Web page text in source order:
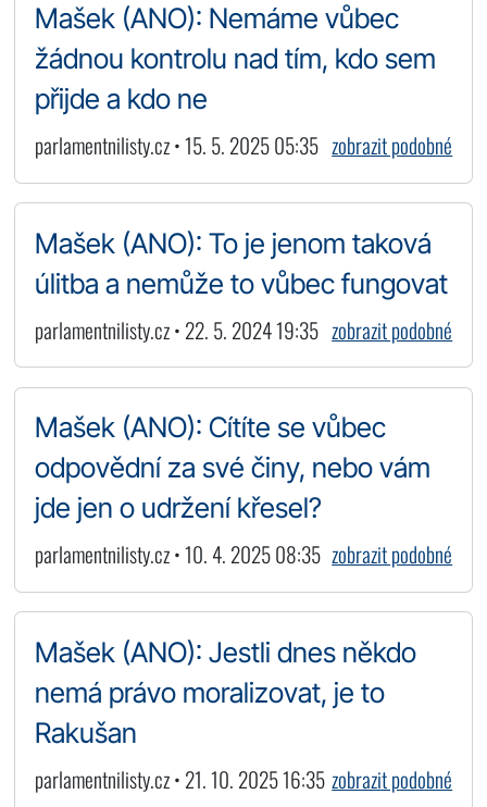
Mašek (ANO): Nemáme vůbec
žádnou kontrolu nad tím, kdo sem
přijde a kdo ne
parlamentnilisty.cz • 15. 5. 2025 05:35 zobrazit podobné
Mašek (ANO): To je jenom taková
úlitba a nemůže to vůbec fungovat
parlamentnilisty.cz • 22. 5. 2024 19:35 zobrazit podobné
Mašek (ANO): Cítíte se vůbec
odpovědní za své činy, nebo vám
jde jen o udržení křesel?
parlamentnilisty.cz • 10. 4. 2025 08:35 zobrazit podobné
Mašek (ANO): Jestli dnes někdo
nemá právo moralizovat, je to
Rakušan
parlamentnilisty.cz • 21. 10. 2025 16:35 zobrazit podobné